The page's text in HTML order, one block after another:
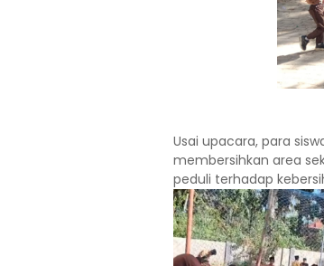
Usai upacara, para
membersihkan area
peduli terhadap